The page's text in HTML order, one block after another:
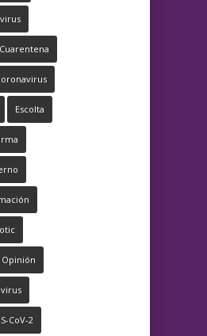
Cuarentena
Escolta
Opinión
CoV-2